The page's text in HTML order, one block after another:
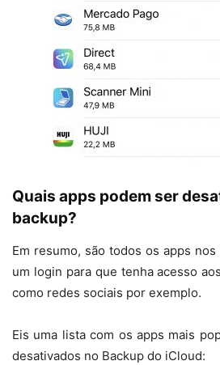
Quais apps podem ser
backup?
Em resumo, são todos os apps
um login para que tenha acesso
como redes sociais por exemplo.
Eis uma lista com os apps mais
desativados no Backup do iCloud: